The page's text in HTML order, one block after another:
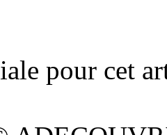
pour cet